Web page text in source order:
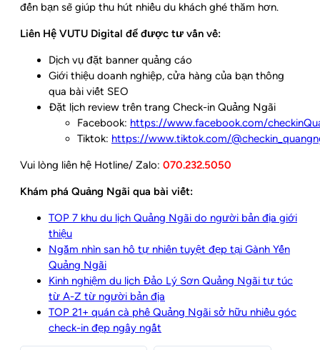
đến bạn sẽ giúp thu hút nhiều du khách ghé thăm hơn.
Liên Hệ VUTU Digital để được tư vấn về:
Dịch vụ đặt banner quảng cáo
Giới thiệu doanh nghiệp, cửa hàng của bạn thông
qua bài viết SEO
Đặt lịch review trên trang Check-in Quảng Ngãi
Facebook: https://www.facebook.com/
Tiktok: https://www.tiktok.com/
Vui lòng liên hệ Hotline/ Zalo: 070.232.5050
Khám phá Quảng Ngãi qua bài viết:
TOP 7 khu du lịch Quảng Ngãi do người bản địa giới
thiệu
Ngắm nhìn san hô tự nhiên tuyệt đẹp tại Gành Yến
Quảng Ngãi
Kinh nghiệm du lịch Đảo Lý Sơn Quảng Ngãi tự túc
từ A-Z từ người bản địa
TOP 21+ quán cà phê Quảng Ngãi sở hữu nhiều góc
check-in đẹp ngây ngất